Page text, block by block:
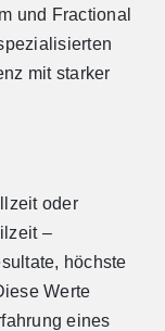
und Fractional
mit starker
oder
–
höchste
Werte
eines